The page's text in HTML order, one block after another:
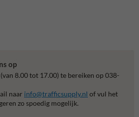
op
8.00 tot 17.00) te bereiken op 038-
naar info@trafficsupply.nl of vul het
zo spoedig mogelijk.